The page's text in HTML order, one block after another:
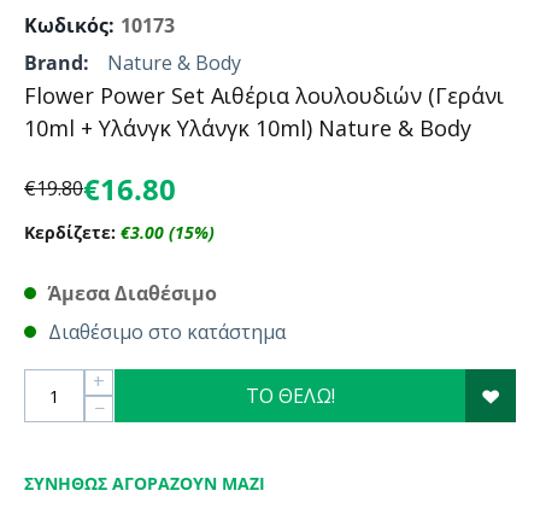
Flower Power Set Αιθέρια λουλουδιών (Γεράνι
10ml + Υλάνγκ Υλάνγκ 10ml) Nature & Body
Brand: Nature & Body
€19.80€16.80
Κερδίζετε: €3.00 (15%)
Κωδικός: 10173
Άμεσα Διαθέσιμο
Διαθέσιμο στο κατάστημα
+
−
ΤΟ ΘΕΛΩ!
ΣΥΝΉΘΩΣ ΑΓΟΡΆΖΟΥΝ ΜΑΖΊ